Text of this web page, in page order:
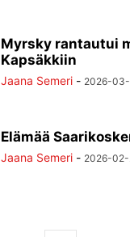
Myrsky rantautui
Kapsäkkiin
Jaana Semeri - 2026-
Elämää
Jaana Semeri - 2026-